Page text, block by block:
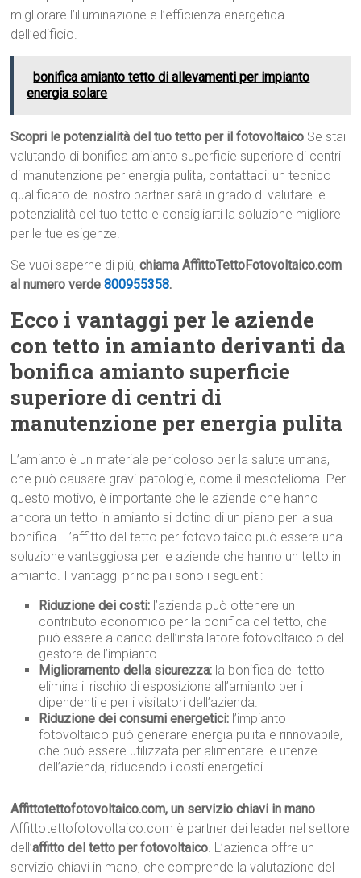
migliorare l’illuminazione e l’efficienza energetica
dell’edificio.
bonifica amianto tetto di allevamenti per impianto
energia solare
Scopri le potenzialità del tuo tetto per il fotovoltaico Se stai
valutando di bonifica amianto superficie superiore di centri
di manutenzione per energia pulita, contattaci: un tecnico
qualificato del nostro partner sarà in grado di valutare le
potenzialità del tuo tetto e consigliarti la soluzione migliore
per le tue esigenze.
Se vuoi saperne di più,chiama AffittoTettoFotovoltaico.com
al numero verde800955358.
Ecco i vantaggi per le aziende
con tetto in amianto derivanti da
bonifica amianto superficie
superiore di centri di
manutenzione per energia pulita
L’amianto è un materiale pericoloso per la salute umana,
che può causare gravi patologie, come il mesotelioma. Per
questo motivo, è importante che le aziende che hanno
ancora un tetto in amianto si dotino di un piano per la sua
bonifica. L’affitto del tetto per fotovoltaico può essere una
soluzione vantaggiosa per le aziende che hanno un tetto in
amianto. I vantaggi principali sono i seguenti:
Riduzione dei costi: l’azienda può ottenere un
contributo economico per la bonifica del tetto, che
può essere a carico dell’installatore fotovoltaico o del
gestore dell’impianto.
Miglioramento della sicurezza: la bonifica del tetto
elimina il rischio di esposizione all’amianto per i
dipendenti e per i visitatori dell’azienda.
Riduzione dei consumi energetici: l’impianto
fotovoltaico può generare energia pulita e rinnovabile,
che può essere utilizzata per alimentare le utenze
dell’azienda, riducendo i costi energetici.
Affittotettofotovoltaico.com, un servizio chiavi in mano
Affittotettofotovoltaico.com è partner dei leader nel settore
dell’affitto del tetto per fotovoltaico. L’azienda offre un
servizio chiavi in mano, che comprende la valutazione del